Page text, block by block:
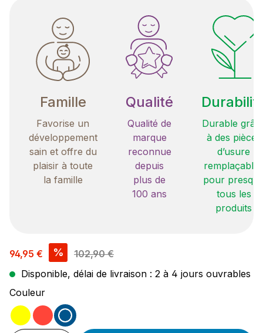
Famille
Favorise un
développement
sain et offre du
plaisir à toute
la famille
Qualité
Qualité de
marque
reconnue
depuis
plus de
100 ans
Durable
à des pièces
d’usure
remplaçables
pour
tous les
produits
Prix de vente :
94,95 € %
102,90 €
Disponible, délai de livraison : 2 à 4 jours ouvrables
Sélectionnez
Couleur
jaunerouge
bleu